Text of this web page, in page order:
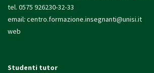
tel. 0575 926230-32-33
email:centro.formazione.insegnanti@unisi.it
web
Studenti tutor